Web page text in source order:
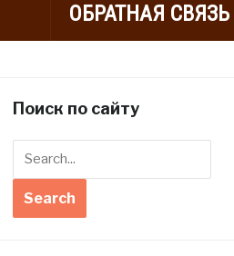
ОБРАТНАЯ СВЯЗЬ
Поиск по сайту